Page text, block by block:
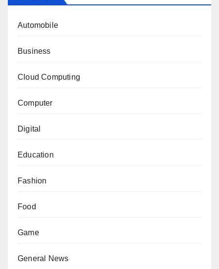
Automobile
Business
Cloud Computing
Computer
Digital
Education
Fashion
Food
Game
General News